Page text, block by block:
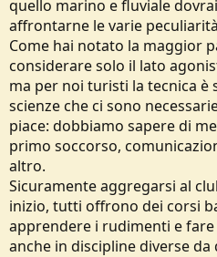
quello marino e fluviale
affrontarne le varie
Come hai notato la maggior
considerare solo il lato
ma per noi turisti la tecnica è
scienze che ci sono
piace: dobbiamo sapere di
primo soccorso,
altro.
Sicuramente aggregarsi al
inizio, tutti offrono dei corsi
apprendere i rudimenti e
anche in discipline diverse da